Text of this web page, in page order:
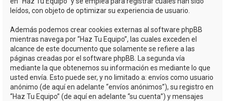
leídos, con objeto de optimizar su experiencia de usuario.
Además podemos crear cookies externas al software phpBB
mientras navega por “Haz Tu Equipo”, las cuales exceden el
alcance de este documento que solamente se refiere a las
páginas creadas por el software phpBB. La segunda vía
mediante la que obtenemos su información es mediante lo que
usted envía. Esto puede ser, y no limitado a: envíos como usuario
anónimo (de aquí en adelante “envíos anónimos”), su registro en
“Haz Tu Equipo” (de aquí en adelante “su cuenta”) y mensajes